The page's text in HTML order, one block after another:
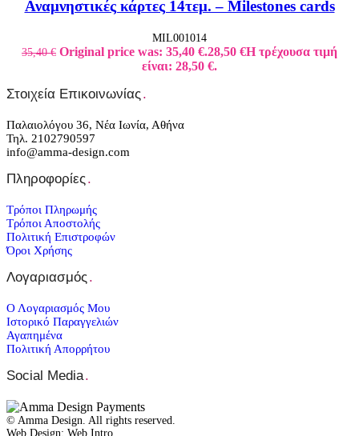
Αναμνηστικές κάρτες 14τεμ. – Milestones cards
MIL001014
35,40€ Original price was: 35,40 €.28,50 €Η τρέχουσα τιμή
είναι: 28,50 €.
Στοιχεία Επικοινωνίας.
Παλαιολόγου 36, Νέα Ιωνία, Αθήνα
Τηλ. 2102790597
info@amma-design.com
Πληροφορίες.
Τρόποι Πληρωμής
Τρόποι Αποστολής
Πολιτική Επιστροφών
Όροι Χρήσης
Λογαριασμός.
Ο Λογαριασμός Μου
Ιστορικό Παραγγελιών
Αγαπημένα
Πολιτική Απορρήτου
Social Media.
© Amma Design. All rights reserved.
Web Design: Web Intro _